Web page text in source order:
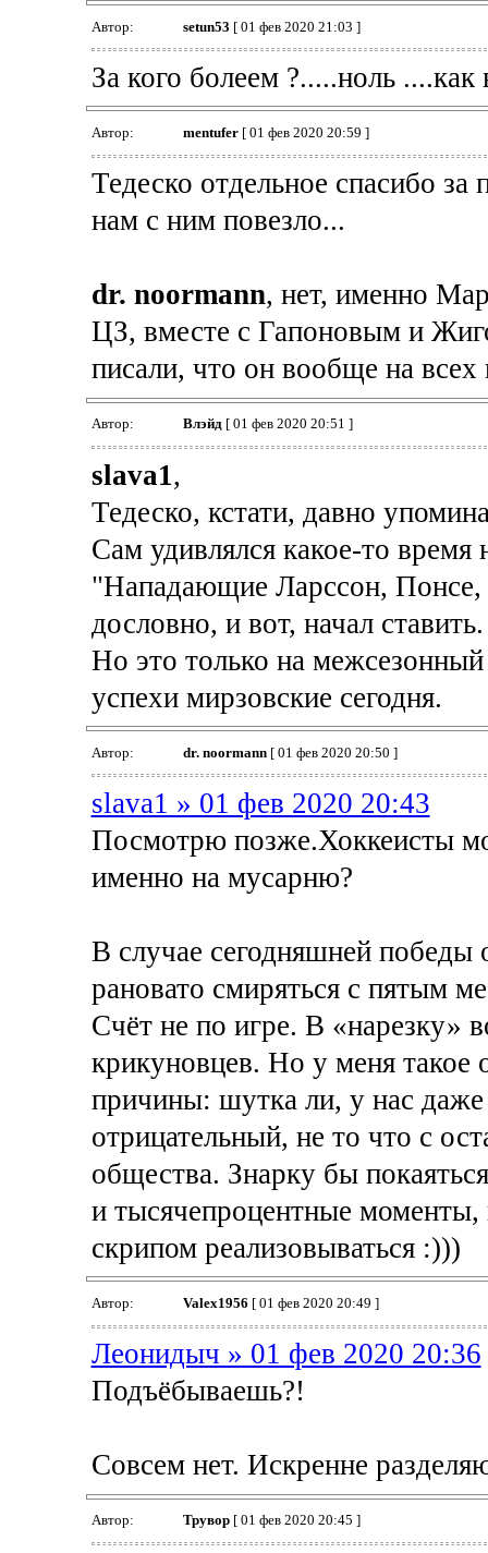
Автор: setun53 [ 01 фев 2020 21:03 ]
За кого болеем ?.....ноль
Автор: mentufer[ 01 фев 2020 20:59 ]
Тедеско отдельное спасибо
нам с ним повезло...
dr. noormann, нет, именно
ЦЗ, вместе с Гапоновым и
писали, что он вообще на
Автор: Влэйд[ 01 фев 2020 20:51 ]
slava1,
Тедеско, кстати, давно
Сам удивлялся какое-то время
"Нападающие Ларссон,
дословно, и вот, начал ставить.
Но это только на
успехи мирзовские сегодня.
Автор: dr. noormann[ 01 фев 2020 20:50 ]
slava1 » 01 фев 2020 20:43
Посмотрю позже.Хоккеисты
именно на мусарню?
В случае сегодняшней победы
рановато смиряться с пятым
Счёт не по игре. В «нарезку»
крикуновцев. Но у меня
причины: шутка ли, у нас даже
отрицательный, не то что с
общества. Знарку бы
и тысячепроцентные моменты,
скрипом реализовываться :)))
Автор: Valex1956 [ 01 фев 2020 20:49 ]
Леонидыч » 01 фев 2020 20:36
Подъёбываешь?!
Совсем нет. Искренне
Автор: Трувор[ 01 фев 2020 20:45 ]